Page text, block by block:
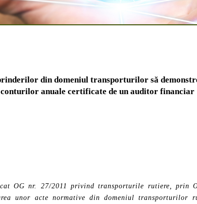
din domeniul transporturilor să
anuale certificate de un auditor financiar
OG nr. 27/2011 privind transporturile rutiere , prin
unor acte normative din domeniul transporturilor